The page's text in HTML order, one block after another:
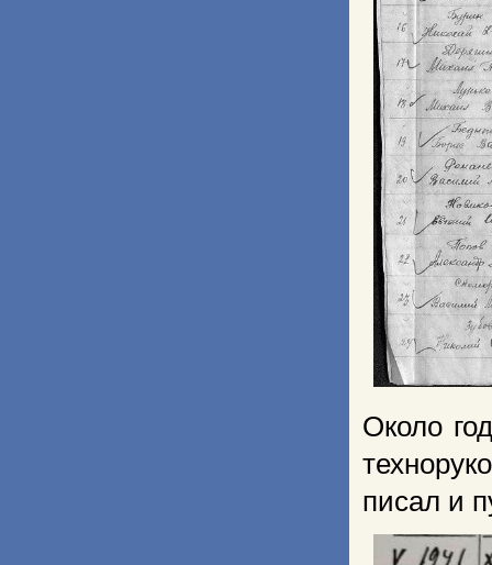
Около
писал и